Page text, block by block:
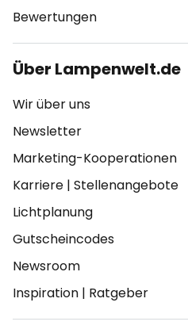
Bewertungen
Über Lampenwelt.de
Wir über uns
Newsletter
Marketing-Kooperationen
Karriere | Stellenangebote
Lichtplanung
Gutscheincodes
Newsroom
Inspiration | Ratgeber